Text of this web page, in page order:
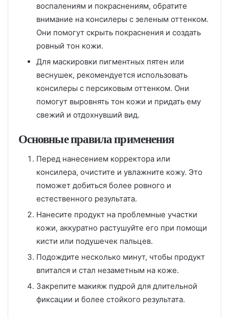
воспалениям и покраснениям, обратите
внимание на консилеры с зеленым оттенком.
Они помогут скрыть покраснения и создать
ровный тон кожи.
Для маскировки пигментных пятен или
веснушек, рекомендуется использовать
консилеры с персиковым оттенком. Они
помогут выровнять тон кожи и придать ему
свежий и отдохнувший вид.
Основные правила применения
Перед нанесением корректора или
консилера, очистите и увлажните кожу. Это
поможет добиться более ровного и
естественного результата.
Нанесите продукт на проблемные участки
кожи, аккуратно растушуйте его при помощи
кисти или подушечек пальцев.
Подождите несколько минут, чтобы продукт
впитался и стал незаметным на коже.
Закрепите макияж пудрой для длительной
фиксации и более стойкого результата.